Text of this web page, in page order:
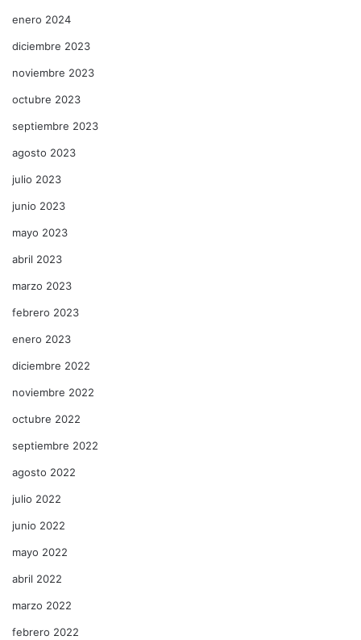
enero 2024
diciembre 2023
noviembre 2023
octubre 2023
septiembre 2023
agosto 2023
julio 2023
junio 2023
mayo 2023
abril 2023
marzo 2023
febrero 2023
enero 2023
diciembre 2022
noviembre 2022
octubre 2022
septiembre 2022
agosto 2022
julio 2022
junio 2022
mayo 2022
abril 2022
marzo 2022
febrero 2022